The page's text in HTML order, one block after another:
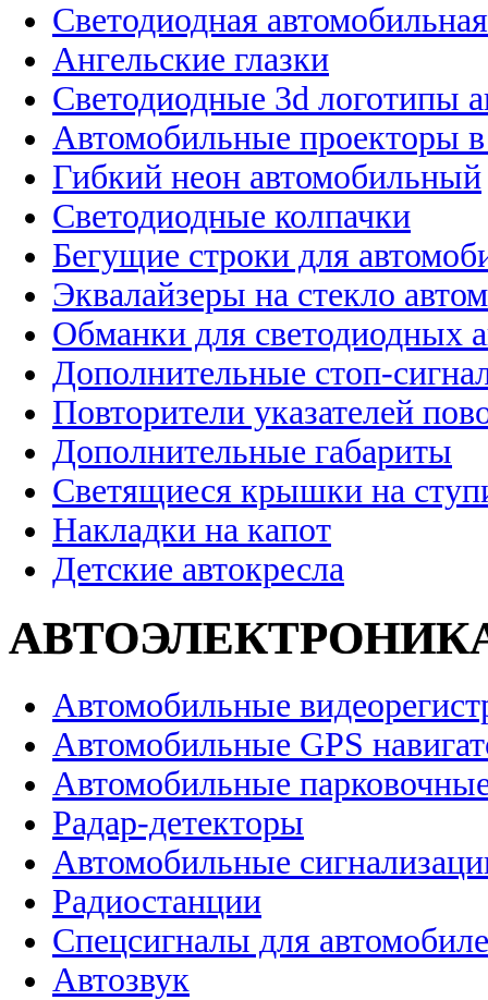
Светодиодная
Ангельские глазки
Светодиодные 3d логотипы
Автомобильные проекторы
Гибкий неон автомобильный
Светодиодные колпачки
Бегущие строки для
Эквалайзеры на стекло
Обманки для светодиодных
Дополнительные стоп-
Повторители указателей
Дополнительные габариты
Светящиеся крышки на
Накладки на капот
Детские автокресла
Автомобильные
Автомобильные GPS
Автомобильные
Радар-детекторы
Автомобильные
Радиостанции
Спецсигналы для
Автозвук